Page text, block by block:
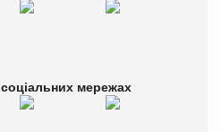
соціальних мережах